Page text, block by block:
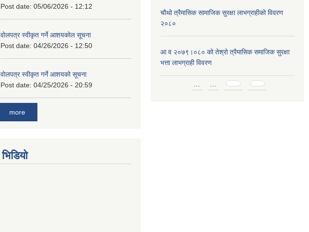
Post date: 05/06/2026 - 12:12
वोलपत्र स्वीकृत गर्ने आशयकोल सूचना
Post date: 04/26/2026 - 12:50
वोलपत्र स्वीकृत गर्ने आशयको सूचना
Post date: 04/25/2026 - 20:59
more
चौथो त्रैमासिक सामाजिक सुरक्षा लाभग्राहीको विवरण
२०८०
आ व २०७९।०८० को तेश्रो त्रैमासिक समाजिक सुरक्षा
भत्ता लाभग्राही विवरण
Pages
भिडियो